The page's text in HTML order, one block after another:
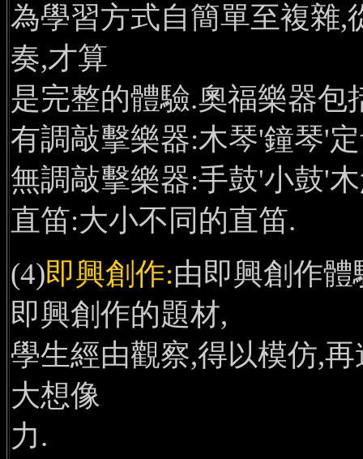
為學習方式自簡單至複雜,
奏,才算
是完整的體驗.奧福樂器包
有調敲擊樂器:木琴'鐘琴'
無調敲擊樂器:手鼓'小鼓'
直笛:大小不同的直笛.
(4)即興創作:由即興創作
即興創作的題材,
學生經由觀察,得以模仿,
大想像
力.